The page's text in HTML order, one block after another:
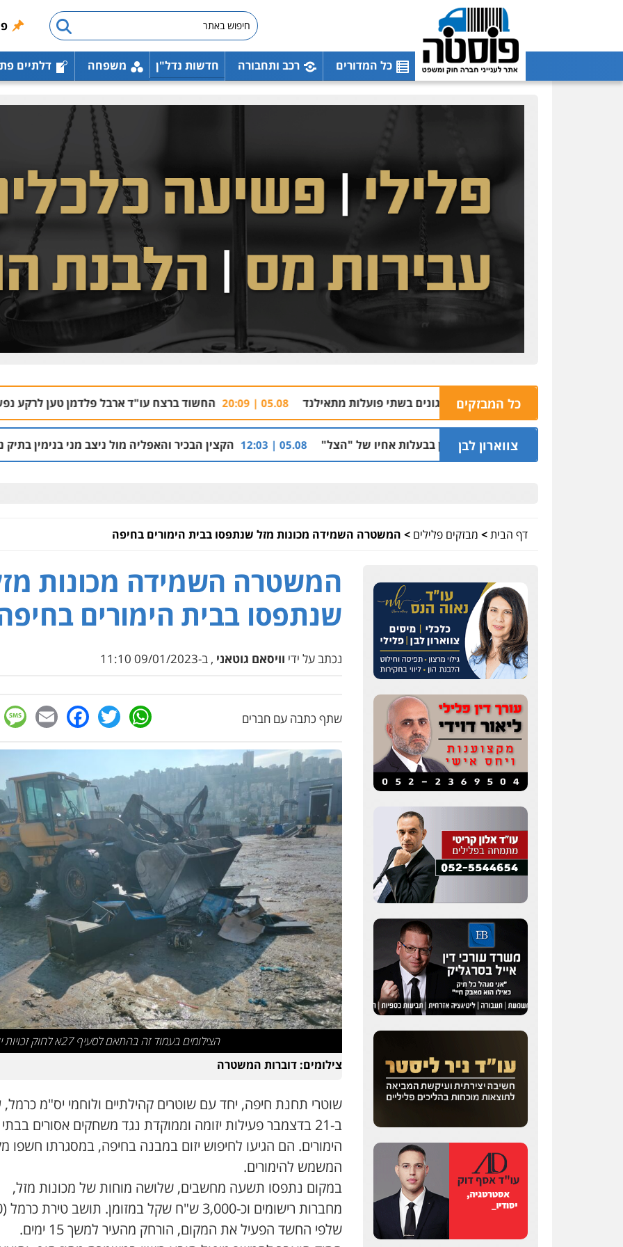
כל המדורים רכב ותחבורה חדשות נדל"ן משפחה דלתיים
כל המבזקים
ומעשים מגונים בשתי פועלות מתאילנד 05.08 | 20:09 החשוד ברצח עו"ד ארבל פלדמן טען לרקע נפשי ושתק בחקירתו
צווארון לבן
הקלות למועדון בבעלות אחיו של "הצל" 05.08 | 12:03 הקצין הבכיר והאפליה מול ניצב מני בנימין בתיק נצרת וארגון בכרי
דף הבית> מבזקים פלילים > המשטרה השמידה מכונות מזל שנתפסו בבית הימורים בחיפה
שחר לדובסקי, עו"ד
פלילי מעצרים וחקירות
0507913332
עו"ד איהאב ג'לג'ולי
0505216700
עו"ד שלומי שרון
פלילי צבאי מעצרים
המשטרה השמידה מכונות
שנתפסו בבית הימורים
נכתב על ידי וויסאם גוטאני , ב-09/01/2023 11:10
שתף כתבה עם חברים WhatsApp
Twitter
הצילומים בעמוד זה בהתאם לסעיף 27א לחוק זכויות יוצרים
צילומים: דוברות המשטרה
שוטרי תחנת חיפה, יחד עם שוטרים קהילתיים ולוחמי יס"מ כרמל,
ב-21 בדצמבר פעילות יזומה וממוקדת נגד משחקים אסורים בבתי
הימורים. הם הגיעו לחיפוש יזום במבנה בחיפה, במסגרתו חשפו
המשמש להימורים.
במקום נתפסו תשעה מחשבים, שלושה מוחות של מכונות מזל,
שלפי החשד הפעיל את המקום, הורחק מהעיר למשך 15 ימים.